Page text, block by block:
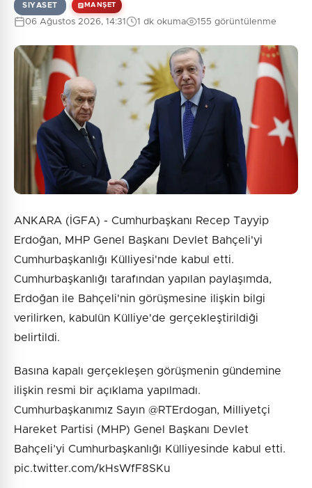
SIYASET MANŞET
06 Ağustos 2026, 14:31 1 dk okuma 155 görüntülenme
ANKARA (İGFA) - Cumhurbaşkanı Recep Tayyip
Erdoğan, MHP Genel Başkanı Devlet Bahçeli'yi
Cumhurbaşkanlığı Külliyesi'nde kabul etti.
Cumhurbaşkanlığı tarafından yapılan paylaşımda,
Erdoğan ile Bahçeli'nin görüşmesine ilişkin bilgi
verilirken, kabulün Külliye'de gerçekleştirildiği
belirtildi.
Basına kapalı gerçekleşen görüşmenin gündemine
ilişkin resmi bir açıklama yapılmadı.
Cumhurbaşkanımız Sayın @RTErdogan, Milliyetçi
Hareket Partisi (MHP) Genel Başkanı Devlet
Bahçeli’yi Cumhurbaşkanlığı Külliyesinde kabul etti.
pic.twitter.com/kHsWfF8SKu